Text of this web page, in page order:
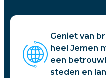
Geniet van
heel Jemen
een
steden en